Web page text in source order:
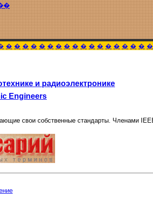
� � � � � � � � � � � � � � � � � �
и радиоэлектронике
Engineers
свои собственные стандарты. Членами